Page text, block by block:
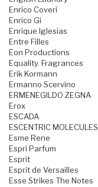
Enrico Coveri
Enrico Gi
Enrique Iglesias
Entre Filles
Eon Productions
Equality. Fragrances
Erik Kormann
Ermanno Scervino
ERMENEGILDO ZEGNA
Erox
ESCADA
ESCENTRIC MOLECULES
Esme Rene
Espri Parfum
Esprit
Esprit de Versailles
Esse Strikes The Notes